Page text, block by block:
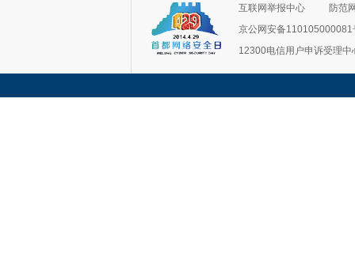
互联网举报中心
防范
京公网安备110105000081
12300电信用户申诉受理中